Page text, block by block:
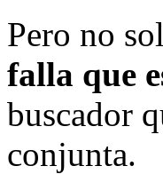
Pero no
falla que
buscador
conjunta.